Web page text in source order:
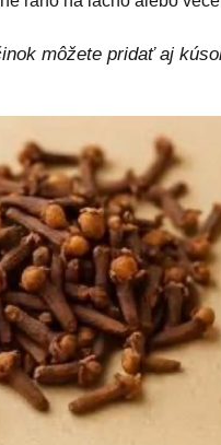
môžete pridať aj